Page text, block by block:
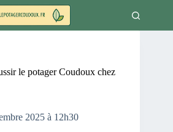
le potager Coudoux chez
2025 à 12h30